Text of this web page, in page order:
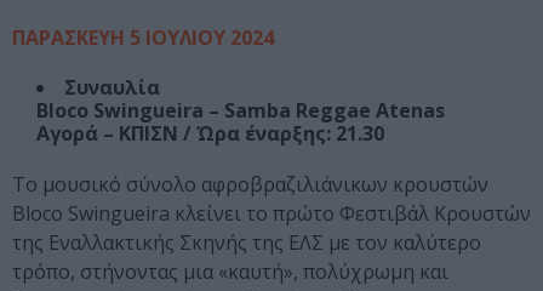
ΠΑΡΑΣΚΕΥΗ 5 ΙΟΥΛΙΟΥ 2024
Συναυλία
Bloco Swingueira – Samba Reggae Atenas
Αγορά – ΚΠΙΣΝ / Ώρα έναρξης: 21.30
Το μουσικό σύνολο αφροβραζιλιάνικων κρουστών
Bloco Swingueira κλείνει το πρώτο Φεστιβάλ Κρουστών
της Εναλλακτικής Σκηνής της ΕΛΣ με τον καλύτερο
τρόπο, στήνοντας μια «καυτή», πολύχρωμη και